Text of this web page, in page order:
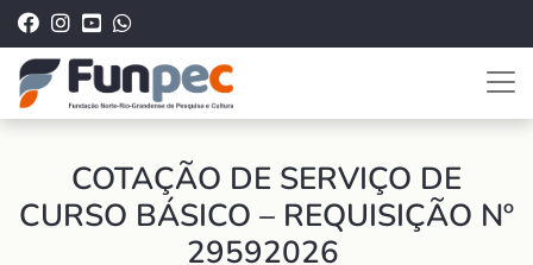
COTAÇÃO DE SERVIÇO DE
CURSO BÁSICO – REQUISIÇÃO Nº
29592026